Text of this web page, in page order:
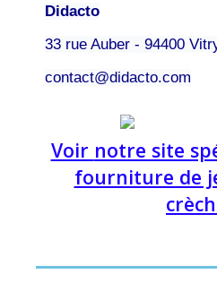
Didacto
33 rue Auber - 94400
contact@didacto.com
Voir notre site
fourniture de